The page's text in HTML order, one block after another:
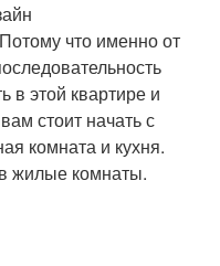
что именно от
в этой квартире и
стоит начать с
комната и кухня.
жилые комнаты.